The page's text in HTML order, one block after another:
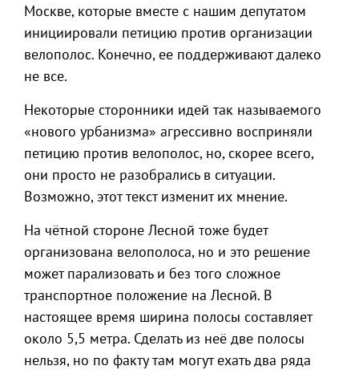
Москве, которые вместе с нашим депутатом
инициировали петицию против организации
велополос. Конечно, ее поддерживают далеко
не все.
Некоторые сторонники идей так называемого
«нового урбанизма» агрессивно восприняли
петицию против велополос, но, скорее всего,
они просто не разобрались в ситуации.
Возможно, этот текст изменит их мнение.
На чётной стороне Лесной тоже будет
организована велополоса, но и это решение
может парализовать и без того сложное
транспортное положение на Лесной. В
настоящее время ширина полосы составляет
около 5,5 метра. Сделать из неё две полосы
нельзя, но по факту там могут ехать два ряда